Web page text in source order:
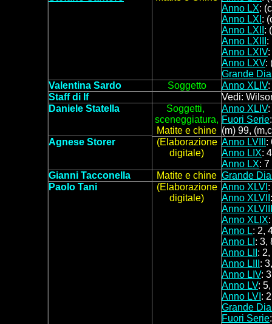
Anno LX:
Anno LXI :
Anno LXII :
Anno LXIII :
Anno LXIV:
Anno LXV:
Grande
Valentina Sardo
Soggetto Anno XLIV:
Staff di If
Vedi:
Daniele Statella
Soggetti,
sceneggiatura,
Matite e chine
Anno XLIV:
Fuori Serie
(m) 99,
Agnese Storer
(Elaborazione
digitale)
Anno LVIII :
Anno LIX:
Anno LX: 7
Gianni Tacconella
Matite e chine Grande
Paolo Tani
(Elaborazione
digitale)
Anno XLVI
Anno XLVII
Anno XLVIII
Anno XLIX
Anno L: 2,
Anno LI : 3,
Anno LII :
Anno LIII :
Anno LIV:
Anno LV:
Anno LVI :
Grande
Fuori Serie